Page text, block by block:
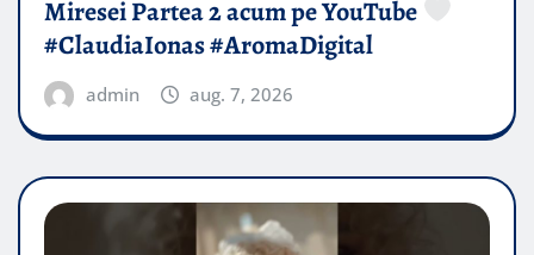
Miresei Partea 2 acum pe YouTube
#ClaudiaIonas #AromaDigital
admin aug. 7, 2026